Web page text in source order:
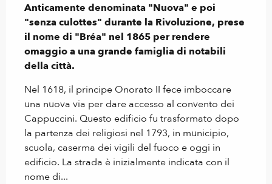
Anticamente denominata "Nuova" e poi
"senza culottes" durante la Rivoluzione, prese
il nome di "Bréa" nel 1865 per rendere
omaggio a una grande famiglia di notabili
della città.
Nel 1618, il principe Onorato II fece imboccare
una nuova via per dare accesso al convento dei
Cappuccini. Questo edificio fu trasformato dopo
la partenza dei religiosi nel 1793, in municipio,
scuola, caserma dei vigili del fuoco e oggi in
edificio. La strada è inizialmente indicata con il
nome di...